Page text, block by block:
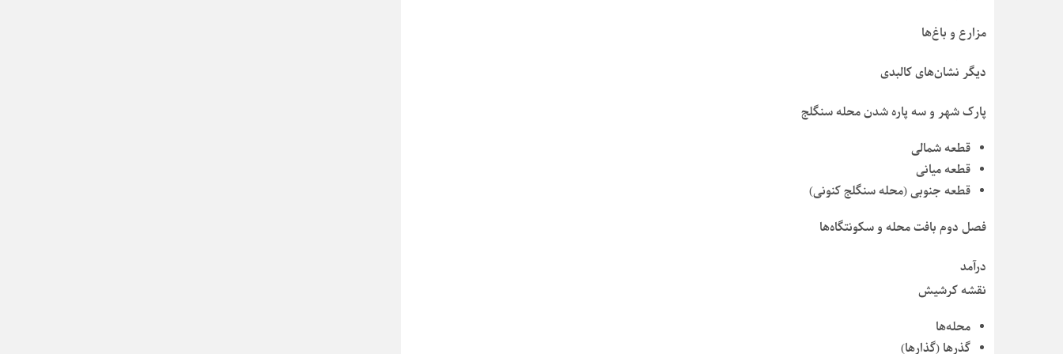
مزارع و باغ‌ها
دیگر نشان‌های کالبدی
پارک شهر و سه پاره شدن محله سنگلج
قطعه شمالی
قطعه میانی
قطعه جنوبی (محله سنگلج کنونی)
فصل دوم بافت محله و سکونتگاه‌ها
درآمد
نقشه کرشیش
محله‌ها
گذرها (گذارها)